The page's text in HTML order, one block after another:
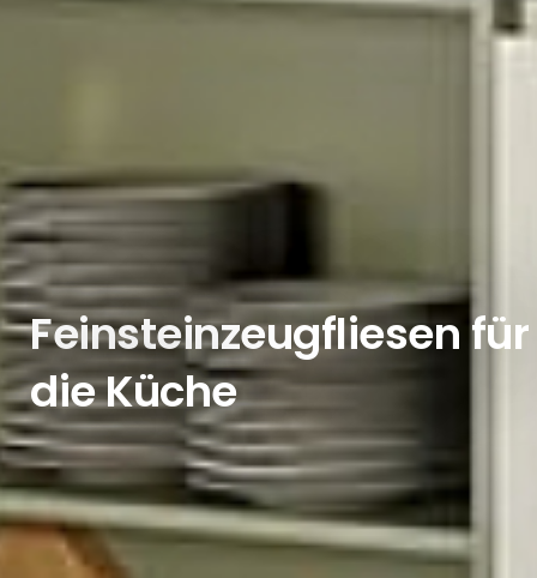
Feinsteinzeugfliesen für
die Küche